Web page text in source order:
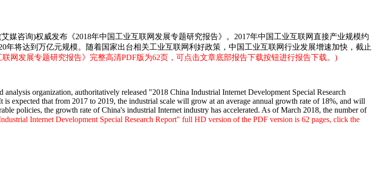
咨询)权威发布《2018年中国工业互联网发展专题研究报告》。2017年中国工业互联网直接产业规模约
年将达到万亿元规模。随着国家出台相关工业互联网利好政策，中国工业互联网行业发展增速加快，截止
网发展专题研究报告》完整高清PDF版为62页，可点击文章底部报告下载按钮进行报告下载。)
organization, authoritatively released "2018 China Industrial Internet Development Special Research
expected that from 2017 to 2019, the industrial scale will grow at an average annual growth rate of 18%, and will
policies, the growth rate of China's industrial Internet industry has accelerated. As of March 2018, the number of
Internet Development Special Research Report" full HD version of the PDF version is 62 pages, click the